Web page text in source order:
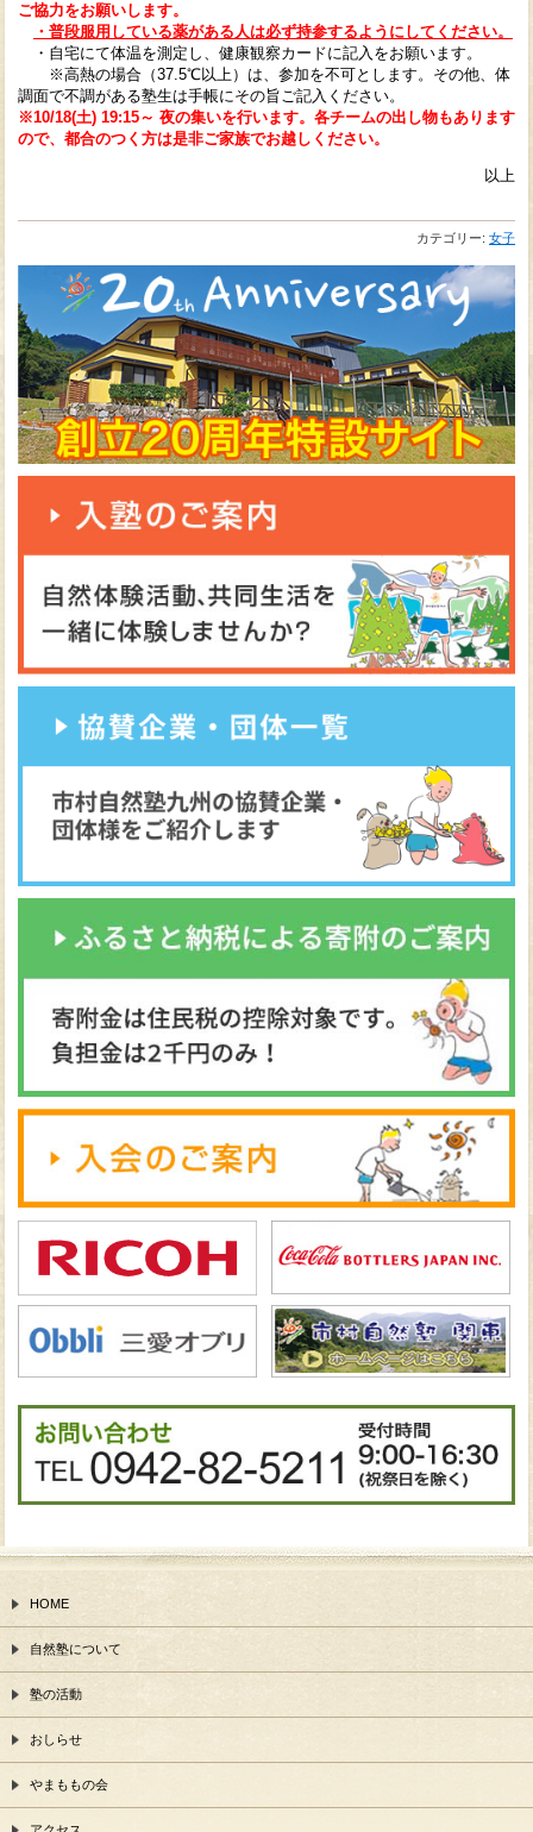
ご協力をお願いします。
・普段服用している薬がある人は必ず持参するようにしてください。
・自宅にて体温を測定し、健康観察カードに記入をお願います。
※高熱の場合（37.5℃以上）は、参加を不可とします。 その他、体
調面で不調がある塾生は手帳にその旨ご記入ください。
※10/18(土) 19:15～ 夜の集いを行います。各チームの出し物もあります
ので、都合のつく方は是非ご家族でお越しください。
以上
カテゴリー: 女子
HOME
自然塾について
塾の活動
おしらせ
やまももの会